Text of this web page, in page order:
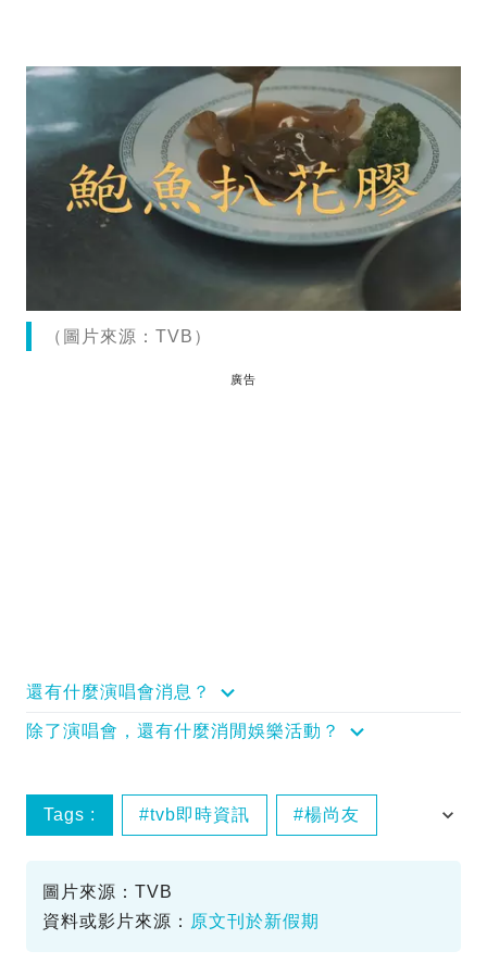
（圖片來源：TVB）
廣告
還有什麼演唱會消息？
除了演唱會，還有什麼消閒娛樂活動？
Tags : tvb即時資訊 楊尚友
圖片來源：TVB
資料或影片來源： 原文刊於新假期